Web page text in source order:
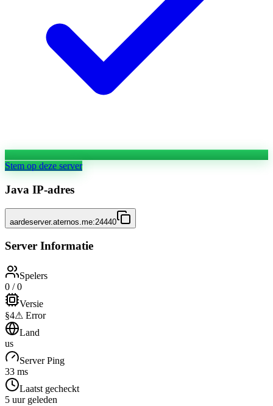
Stem op deze server
Java IP-adres
aardeserver.aternos.me:24440
Server Informatie
Spelers
0 / 0
Versie
§4⚠ Error
Land
us
Server Ping
33 ms
Laatst gecheckt
5 uur geleden